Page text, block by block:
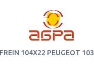
104X22 PEUGEOT